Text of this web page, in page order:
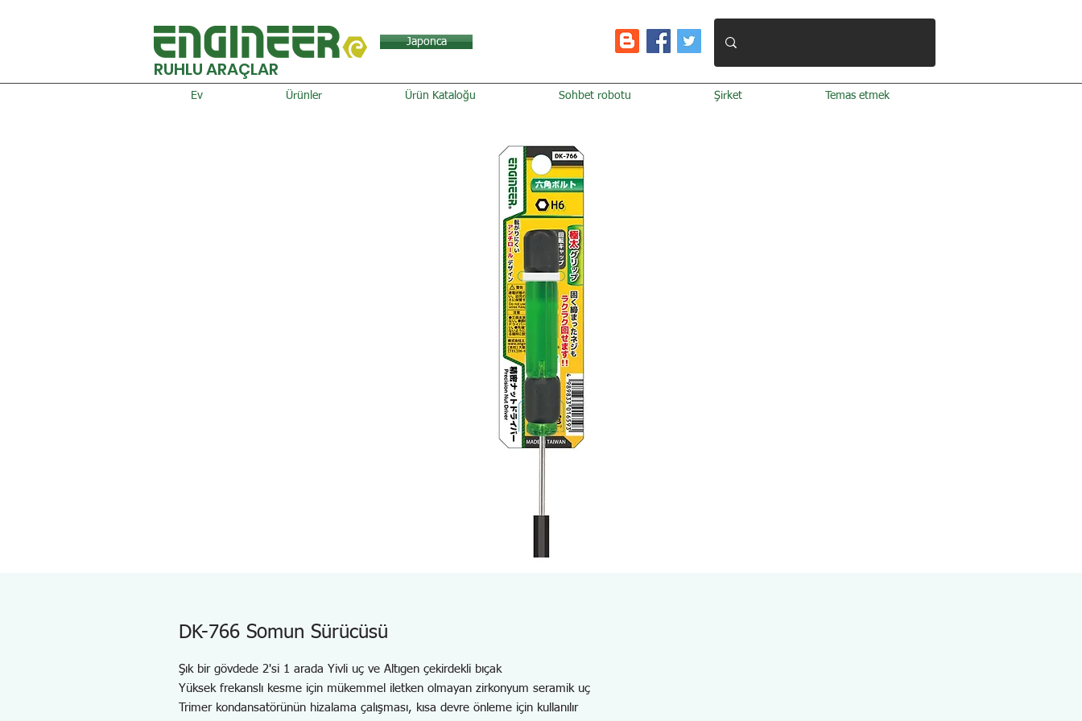
Japonca
RUHLU ARAÇLAR
Ev Ürünler Ürün Kataloğu Sohbet robotu Şirket Temas etmek
DK-766 Somun Sürücüsü
Şık bir gövdede 2'si 1 arada Yivli uç ve Altıgen çekirdekli bıçak
Yüksek frekanslı kesme için mükemmel iletken olmayan zirkonyum seramik uç
Trimer kondansatörünün hizalama çalışması, kısa devre önleme için kullanılır